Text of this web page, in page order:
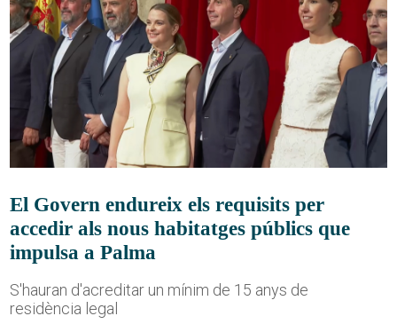
El Govern endureix els requisits per
accedir als nous habitatges públics que
impulsa a Palma
S'hauran d'acreditar un mínim de 15 anys de
residència legal